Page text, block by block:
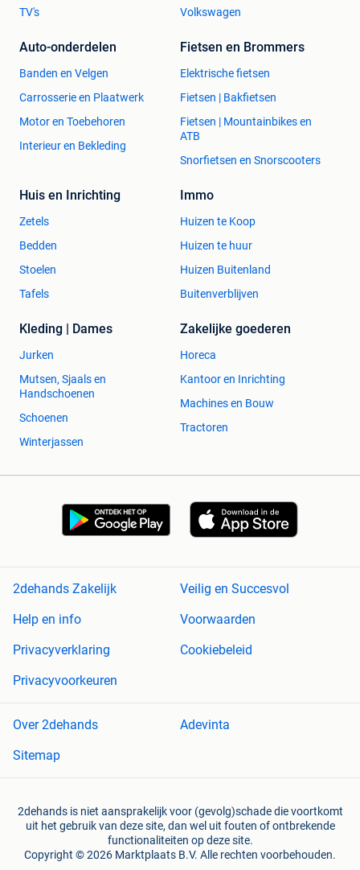
TV's
Volkswagen
Auto-onderdelen
Banden en Velgen
Carrosserie en Plaatwerk
Motor en Toebehoren
Interieur en Bekleding
Fietsen en Brommers
Elektrische fietsen
Fietsen | Bakfietsen
Fietsen | Mountainbikes en
ATB
Snorfietsen en Snorscooters
Huis en Inrichting
Zetels
Bedden
Stoelen
Tafels
Immo
Huizen te Koop
Huizen te huur
Huizen Buitenland
Buitenverblijven
Kleding | Dames
Jurken
Mutsen, Sjaals en
Handschoenen
Schoenen
Winterjassen
Zakelijke goederen
Horeca
Kantoor en Inrichting
Machines en Bouw
Tractoren
2dehands Zakelijk
Veilig en Succesvol
Help en info
Voorwaarden
Privacyverklaring
Cookiebeleid
Privacyvoorkeuren
Over 2dehands
Adevinta
Sitemap
2dehands is niet aansprakelijk voor (gevolg)schade die voortkomt
uit het gebruik van deze site, dan wel uit fouten of ontbrekende
functionaliteiten op deze site.
Copyright © 2026 Marktplaats B.V. Alle rechten voorbehouden.